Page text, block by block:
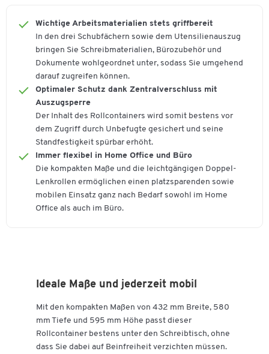
Breite [mm] 432
Plattenstärke [mm]
Wichtige Arbeitsmaterialien stets griffbereit
In den drei Schubfächern sowie dem Utensilienauszug
bringen Sie Schreibmaterialien, Bürozubehör und
Dokumente wohlgeordnet unter, sodass Sie umgehend
darauf zugreifen können.
Optimaler Schutz dank Zentralverschluss mit
Auszugsperre
Der Inhalt des Rollcontainers wird somit bestens vor
dem Zugriff durch Unbefugte gesichert und seine
Standfestigkeit spürbar erhöht.
Immer flexibel in Home Office und Büro
Die kompakten Maße und die leichtgängigen Doppel-
Lenkrollen ermöglichen einen platzsparenden sowie
mobilen Einsatz ganz nach Bedarf sowohl im Home
Office als auch im Büro.
Ideale Maße und jederzeit mobil
Mit den kompakten Maßen von 432 mm Breite, 580
mm Tiefe und 595 mm Höhe passt dieser
Rollcontainer bestens unter den Schreibtisch, ohne
dass Sie dabei auf Beinfreiheit verzichten müssen.